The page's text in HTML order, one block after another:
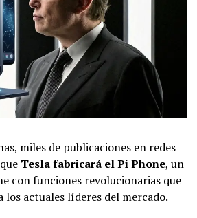
miles de publicaciones en redes
Tesla fabricará el Pi Phone, un
con funciones revolucionarias que
actuales líderes del mercado.